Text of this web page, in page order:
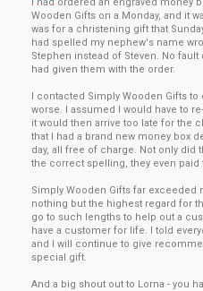
Wooden Gifts on a Monday, and it
was for a christening gift that
had spelled my nephew's name
Stephen instead of Steven. No
had given them with the order.
I contacted Simply Wooden Gifts
worse. I assumed I would have to
it would then arrive too late for the
that I had a brand new money box
day, all free of charge. Not only did
the correct spelling, they even paid
Simply Wooden Gifts far exceeded
nothing but the highest regard for
go to such lengths to help out a
have a customer for life. I told
and I will continue to give
special gift.
And a big shout out to Lorna - you